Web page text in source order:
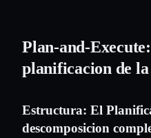
Plan-and-
planificacion de
Estructura: El
descomposicion